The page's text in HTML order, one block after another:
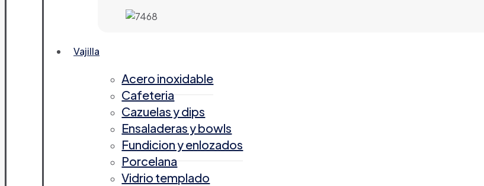
Vajilla
Acero inoxidable
Cafeteria
Cazuelas y dips
Ensaladeras y bowls
Fundicion y enlozados
Porcelana
Vidrio templado